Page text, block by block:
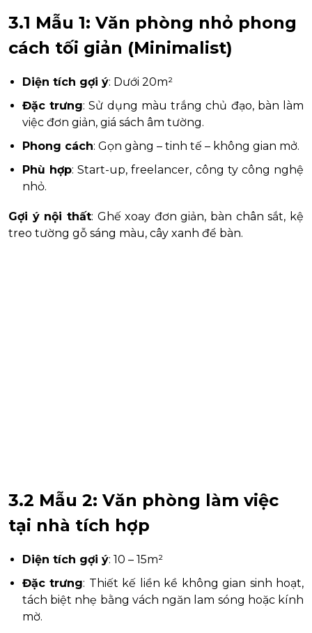
3.1 Mẫu 1: Văn phòng nhỏ phong
cách tối giản (Minimalist)
Diện tích gợi ý: Dưới 20m²
Đặc trưng: Sử dụng màu trắng chủ đạo, bàn làm
việc đơn giản, giá sách âm tường.
Phong cách: Gọn gàng – tinh tế – không gian mở.
Phù hợp: Start-up, freelancer, công ty công nghệ
nhỏ.
Gợi ý nội thất: Ghế xoay đơn giản, bàn chân sắt, kệ
treo tường gỗ sáng màu, cây xanh để bàn.
3.2 Mẫu 2: Văn phòng làm việc
tại nhà tích hợp
Diện tích gợi ý: 10 – 15m²
Đặc trưng: Thiết kế liền kề không gian sinh hoạt,
tách biệt nhẹ bằng vách ngăn lam sóng hoặc kính
mờ.